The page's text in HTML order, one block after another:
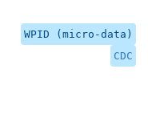
WPID (micro-data)
CDC